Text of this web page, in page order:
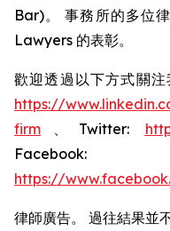
Bar)。 事務所的多位
Lawyers 的表彰。
歡迎透過以下方式關
https://
firm 、Twitter:
Facebook:
https://
律師廣告。 過往結果並